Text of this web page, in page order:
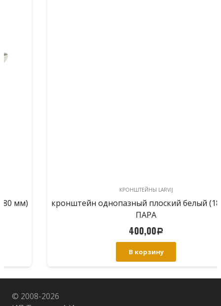
КРОНШТЕЙНЫ LARVIJ
кронштейн однопазный плоский белый (180 мм)
© 2008-2026